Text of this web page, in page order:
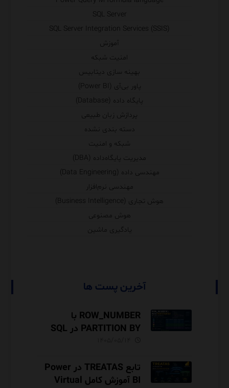
SQL Server
SQL Server Integration Services (SSIS)
آموزش
امنیت شبکه
بهینه سازی دیتابیس
پاور بی‌آی (Power BI)
پایگاه داده (Database)
پردازش زبان طبیعی
دسته بندی نشده
شبکه و امنیت
مدیریت پایگاه‌داده (DBA)
مهندسی داده (Data Engineering)
مهندسی نرم‌افزار
هوش تجاری (Business Intelligence)
هوش مصنوعی
یادگیری ماشین
آخرین پست ها
ROW_NUMBER با
PARTITION BY در SQL
تابع TREATAS در Power
BI آموزش کامل Virtual